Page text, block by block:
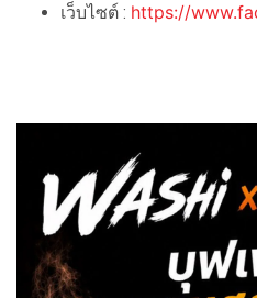
เว็บไซต์ : https://